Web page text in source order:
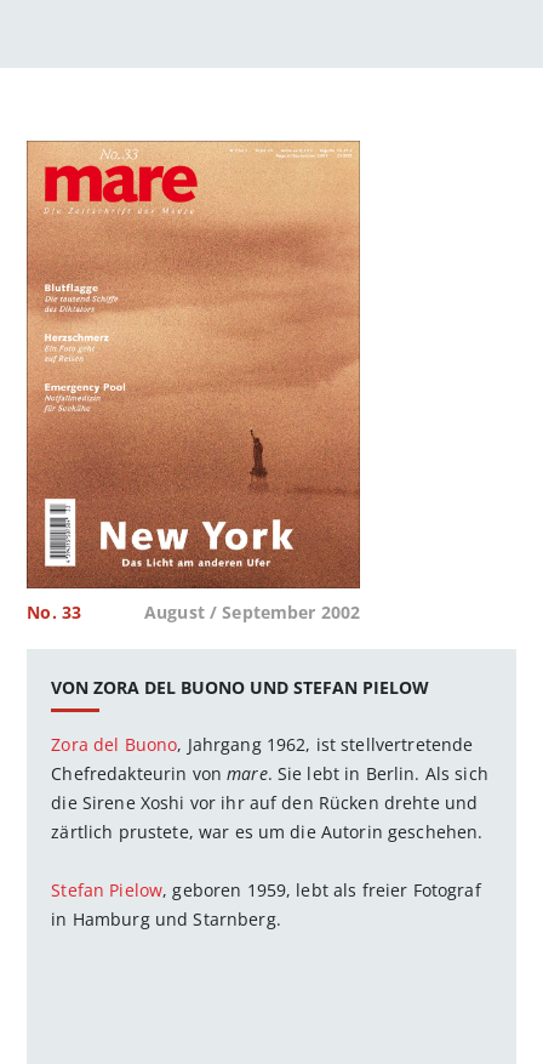
No. 33 August / September 2002
VON ZORA DEL BUONO UND STEFAN PIELOW
Zora del Buono, Jahrgang 1962, ist stellvertretende
Chefredakteurin vonmare. Sie lebt in Berlin. Als sich
die Sirene Xoshi vor ihr auf den Rücken drehte und
zärtlich prustete, war es um die Autorin geschehen.
Stefan Pielow, geboren 1959, lebt als freier Fotograf
in Hamburg und Starnberg.